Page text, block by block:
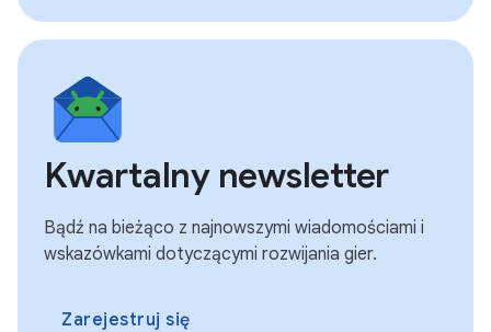
Kwartalny newsletter
Bądź na bieżąco z najnowszymi wiadomościami i
wskazówkami dotyczącymi rozwijania gier.
Zarejestruj się